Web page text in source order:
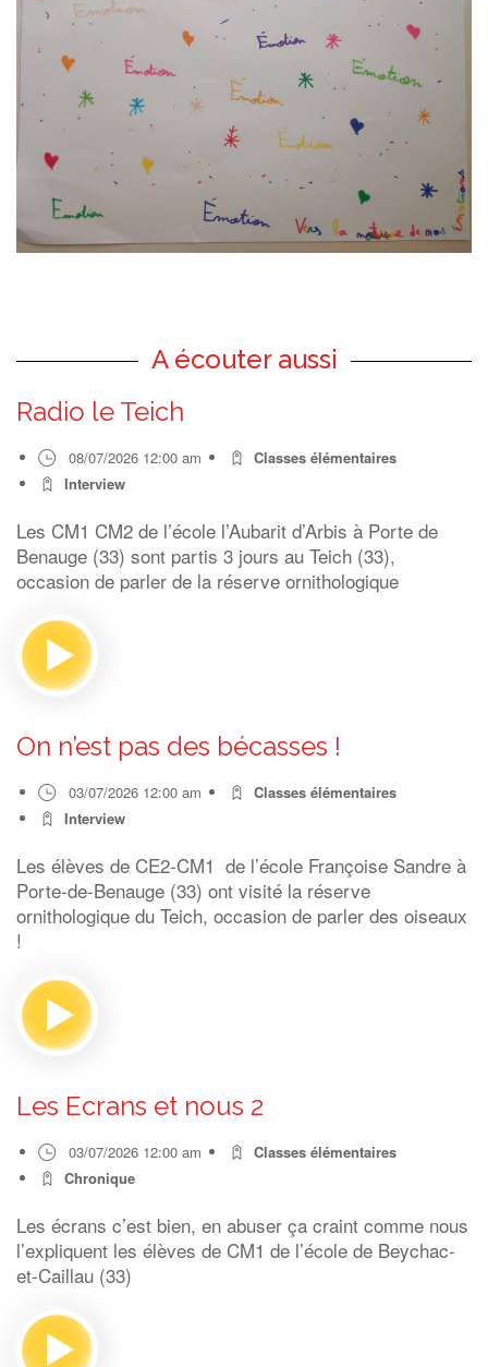
A écouter aussi
Radio le Teich
08/07/2026 12:00 am
Classes élémentaires
Interview
Les CM1 CM2 de l’école l’Aubarit d’Arbis à Porte de
Benauge (33) sont partis 3 jours au Teich (33),
occasion de parler de la réserve ornithologique
On n’est pas des bécasses !
03/07/2026 12:00 am
Classes élémentaires
Interview
Les élèves de CE2-CM1 de l’école Françoise Sandre à
Porte-de-Benauge (33) ont visité la réserve
ornithologique du Teich, occasion de parler des oiseaux
!
Les Ecrans et nous 2
03/07/2026 12:00 am
Classes élémentaires
Chronique
Les écrans c’est bien, en abuser ça craint comme nous
l’expliquent les élèves de CM1 de l’école de Beychac-
et-Caillau (33)